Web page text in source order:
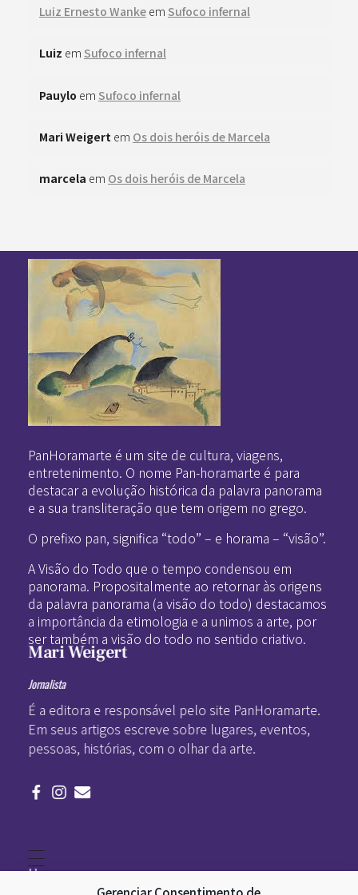
Luiz Ernesto Wanke em Sufoco infernal
Luiz em Sufoco infernal
Pauylo em Sufoco infernal
Mari Weigert em Os dois heróis de Marcela
marcela em Os dois heróis de Marcela
PanHoramarte é um site de cultura, viagens,
entretenimento. O nome Pan-horamarte é para
destacar a evolução histórica da palavra panorama
e a sua transliteração que tem origem no grego.
O prefixo pan, significa “todo” – e horama – “visão”.
A Visão do Todo que o tempo condensou em
panorama. Propositalmente ao retornar às origens
da palavra panorama (a visão do todo) destacamos
a importância da etimologia e a unimos a arte, por
ser também a visão do todo no sentido criativo.
Mari Weigert
Jornalista
É a editora e responsável pelo site PanHoramarte.
Em seus artigos escreve sobre lugares, eventos,
pessoas, histórias, com o olhar da arte.
Home